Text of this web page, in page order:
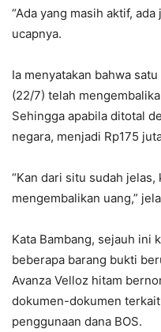
“Ada yang masih aktif,
ucapnya.
Ia menyatakan bahwa
(22/7) telah
Sehingga apabila ditotal
negara, menjadi Rp175
“Kan dari situ sudah
mengembalikan uang,”
Kata Bambang, sejauh ini
beberapa barang bukti
Avanza Velloz hitam
dokumen-dokumen
penggunaan dana BOS.